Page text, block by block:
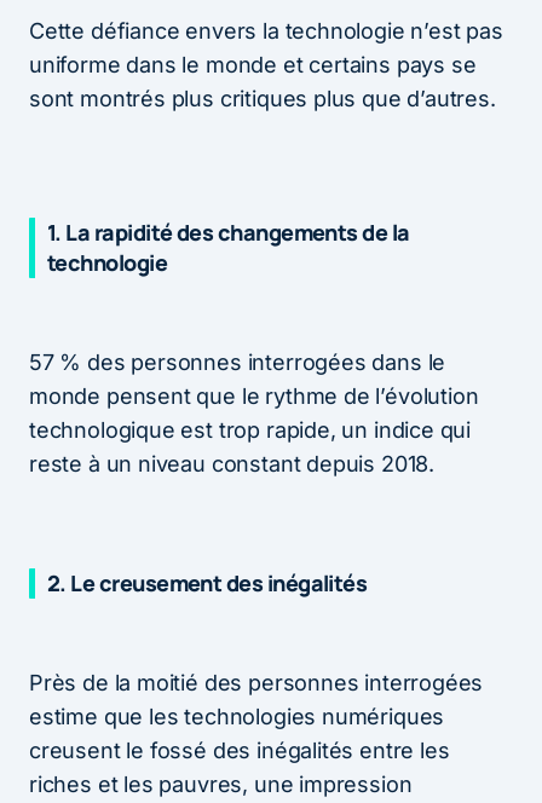
Cette défiance envers la technologie n’est pas
uniforme dans le monde et certains pays se
sont montrés plus critiques plus que d’autres.
1. La rapidité des changements de la
technologie
57 % des personnes interrogées dans le
monde pensent que le rythme de l’évolution
technologique est trop rapide, un indice qui
reste à un niveau constant depuis 2018.
2. Le creusement des inégalités
Près de la moitié des personnes interrogées
estime que les technologies numériques
creusent le fossé des inégalités entre les
riches et les pauvres, une impression